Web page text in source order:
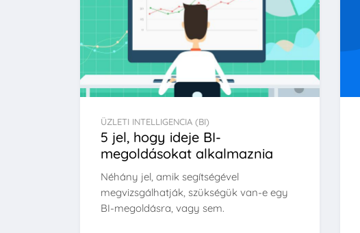
ÜZLETI INTELLIGENCIA (BI)
5 jel, hogy ideje BI-
megoldásokat alkalmaznia
Néhány jel, amik segítségével
megvizsgálhatják, szükségük van-e egy
BI-megoldásra, vagy sem.